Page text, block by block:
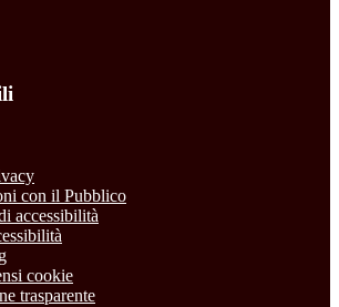
con il Pubblico
accessibilità
cookie
trasparente